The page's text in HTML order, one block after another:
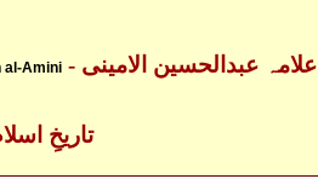
al-Amini - علامہ عبدالحسین الامینی
- تاریخِ